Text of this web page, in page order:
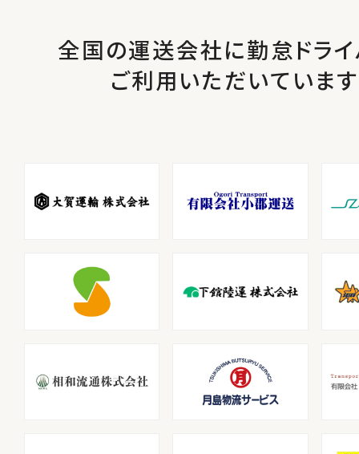
全国の運送会社に勤怠ドラ
ご利用いただいています